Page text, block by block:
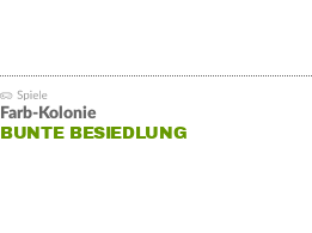
Farb-Kolonie
BUNTE BESIEDLUNG